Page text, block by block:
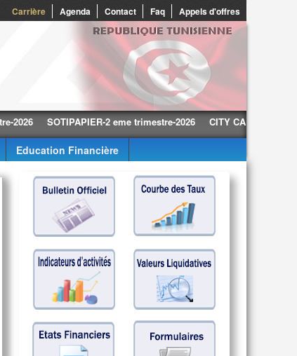
Carrière Agenda Contact Faq Appels d'offres
SOTIPAPIER-2 eme trimestre-2026 CITY CARS-2 eme
Education Financière